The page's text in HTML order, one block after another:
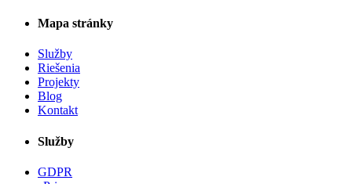
Mapa stránky
Služby
Riešenia
Projekty
Blog
Kontakt
Služby
GDPR